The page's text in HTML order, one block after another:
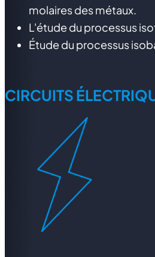
molaires des métaux.
L'étude du processus
Étude du processus
CIRCUITS